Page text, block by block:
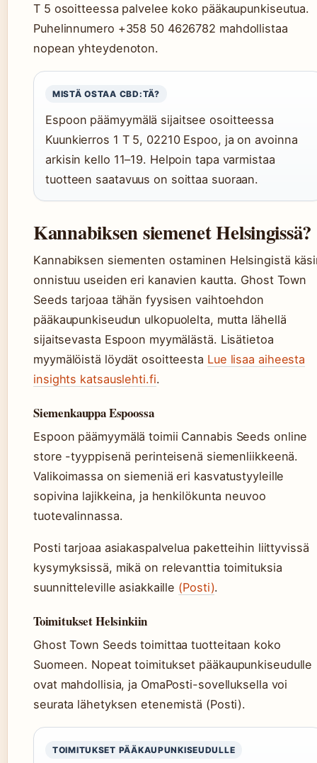
T 5 osoitteessa palvelee koko pääkaupunkiseutua.
Puhelinnumero +358 50 4626782 mahdollistaa
nopean yhteydenoton.
MISTÄ OSTAA CBD:TÄ?
Espoon päämyymälä sijaitsee osoitteessa
Kuunkierros 1 T 5, 02210 Espoo, ja on avoinna
arkisin kello 11–19. Helpoin tapa varmistaa
tuotteen saatavuus on soittaa suoraan.
Kannabiksen siemenet Helsingissä?
Kannabiksen siementen ostaminen Helsingistä
onnistuu useiden eri kanavien kautta. Ghost Town
Seeds tarjoaa tähän fyysisen vaihtoehdon
pääkaupunkiseudun ulkopuolelta, mutta lähellä
sijaitsevasta Espoon myymälästä. Lisätietoa
myymälöistä löydät osoitteesta Lue lisaa aiheesta
insights katsauslehti.fi.
Siemenkauppa Espoossa
Espoon päämyymälä toimii Cannabis Seeds online
store -tyyppisenä perinteisenä siemenliikkeenä.
Valikoimassa on siemeniä eri kasvatustyyleille
sopivina lajikkeina, ja henkilökunta neuvoo
tuotevalinnassa.
Posti tarjoaa asiakaspalvelua paketteihin liittyvissä
kysymyksissä, mikä on relevanttia toimituksia
suunnitteleville asiakkaille (Posti).
Toimitukset Helsinkiin
Ghost Town Seeds toimittaa tuotteitaan koko
Suomeen. Nopeat toimitukset pääkaupunkiseudulle
ovat mahdollisia, ja OmaPosti-sovelluksella voi
seurata lähetyksen etenemistä (Posti).
TOIMITUKSET PÄÄKAUPUNKISEUDULLE